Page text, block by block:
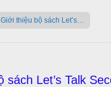
Giới thiệu bộ sách Let’s…
sách Let’s Talk